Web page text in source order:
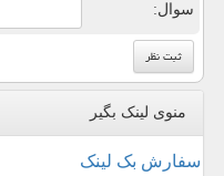
سوال:
منوی لینک بگیر
سفارش بک لینک